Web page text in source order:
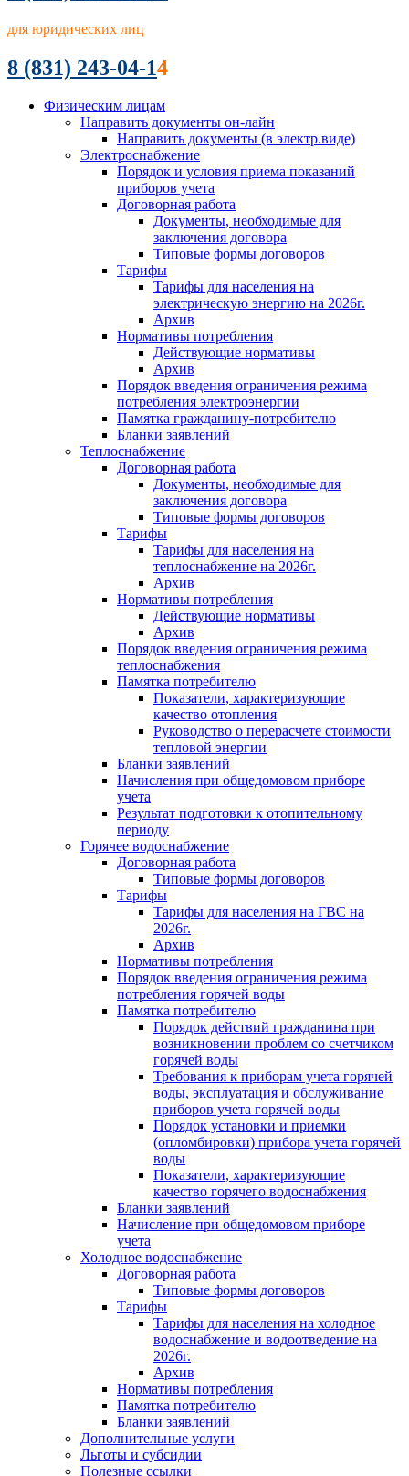
для юридических лиц
8 (831) 243-04-14
Физическим лицам
Направить документы он-лайн
Направить документы (в электр.виде)
Электроснабжение
Порядок и условия приема показаний
приборов учета
Договорная работа
Документы, необходимые для
заключения договора
Типовые формы договоров
Тарифы
Тарифы для населения на
электрическую энергию на 2026г.
Архив
Нормативы потребления
Действующие нормативы
Архив
Порядок введения ограничения режима
потребления электроэнергии
Памятка гражданину-потребителю
Бланки заявлений
Теплоснабжение
Договорная работа
Документы, необходимые для
заключения договора
Типовые формы договоров
Тарифы
Тарифы для населения на
теплоснабжение на 2026г.
Архив
Нормативы потребления
Действующие нормативы
Архив
Порядок введения ограничения режима
теплоснабжения
Памятка потребителю
Показатели, характеризующие
качество отопления
Руководство о перерасчете стоимости
тепловой энергии
Бланки заявлений
Начисления при общедомовом приборе
учета
Результат подготовки к отопительному
периоду
Горячее водоснабжение
Договорная работа
Типовые формы договоров
Тарифы
Тарифы для населения на ГВС на
2026г.
Архив
Нормативы потребления
Порядок введения ограничения режима
потребления горячей воды
Памятка потребителю
Порядок действий гражданина при
возникновении проблем со счетчиком
горячей воды
Требования к приборам учета горячей
воды, эксплуатация и обслуживание
приборов учета горячей воды
Порядок установки и приемки
(опломбировки) прибора учета горячей
воды
Показатели, характеризующие
качество горячего водоснабжения
Бланки заявлений
Начисление при общедомовом приборе
учета
Холодное водоснабжение
Договорная работа
Типовые формы договоров
Тарифы
Тарифы для населения на холодное
водоснабжение и водоотведение на
2026г.
Архив
Нормативы потребления
Памятка потребителю
Бланки заявлений
Дополнительные услуги
Льготы и субсидии
Полезные ссылки